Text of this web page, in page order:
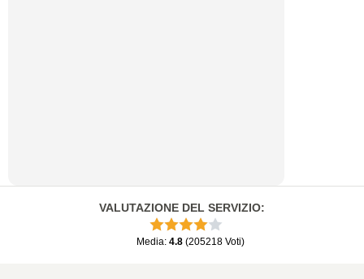
VALUTAZIONE DEL SERVIZIO:
Media: 4.8 (205218 Voti)